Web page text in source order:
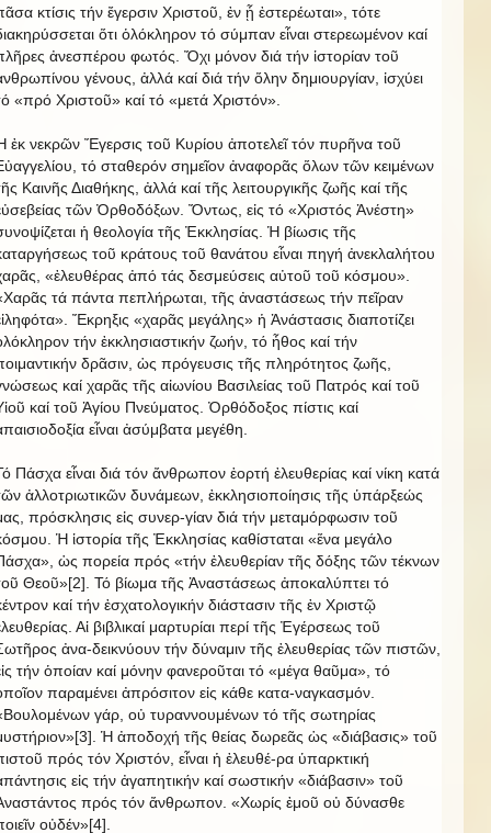
κτίσις τήν ἔγερσιν Χριστοῦ, ἐν ᾗ ἐστερέωται», τότε
ὅτι ὁλόκληρον τό σύμπαν εἶναι στερεωμένον καί
ἀνεσπέρου φωτός. Ὄχι μόνον διά τήν ἱστορίαν τοῦ
γένους, ἀλλά καί διά τήν ὅλην δημιουργίαν, ἰσχύει
«πρό Χριστοῦ» καί τό «μετά Χριστόν».
ἐκ νεκρῶν Ἔγερσις τοῦ Κυρίου ἀποτελεῖ τόν πυρῆνα τοῦ
τό σταθερόν σημεῖον ἀναφορᾶς ὅλων τῶν κειμένων
Καινῆς Διαθήκης, ἀλλά καί τῆς λειτουργικῆς ζωῆς καί τῆς
τῶν Ὀρθοδόξων. Ὄντως, εἰς τό «Χριστός Ἀνέστη»
ἡ θεολογία τῆς Ἐκκλησίας. Ἡ βίωσις τῆς
τοῦ κράτους τοῦ θανάτου εἶναι πηγή ἀνεκλαλήτου
«ἐλευθέρας ἀπό τάς δεσμεύσεις αὐτοῦ τοῦ κόσμου».
τά πάντα πεπλήρωται, τῆς ἀναστάσεως τήν πεῖραν
Ἔκρηξις «χαρᾶς μεγάλης» ἡ Ἀνάστασις διαποτίζει
τήν ἐκκλησιαστικήν ζωήν, τό ἦθος καί τήν
δρᾶσιν, ὡς πρόγευσις τῆς πληρότητος ζωῆς,
καί χαρᾶς τῆς αἰωνίου Βασιλείας τοῦ Πατρός καί τοῦ
καί τοῦ Ἁγίου Πνεύματος. Ὀρθόδοξος πίστις καί
εἶναι ἀσύμβατα μεγέθη.
Πάσχα εἶναι διά τόν ἄνθρωπον ἑορτή ἐλευθερίας καί νίκη κατά
ἀλλοτριωτικῶν δυνάμεων, ἐκκλησιοποίησις τῆς ὑπάρξεώς
πρόσκλησις εἰς συνερ-γίαν διά τήν μεταμόρφωσιν τοῦ
Ἡ ἱστορία τῆς Ἐκκλησίας καθίσταται «ἕνα μεγάλο
ὡς πορεία πρός «τήν ἐλευθερίαν τῆς δόξης τῶν τέκνων
Θεοῦ»[2]. Τό βίωμα τῆς Ἀναστάσεως ἀποκαλύπτει τό
καί τήν ἐσχατολογικήν διάστασιν τῆς ἐν Χριστῷ
Αἱ βιβλικαί μαρτυρίαι περί τῆς Ἐγέρσεως τοῦ
ἀνα-δεικνύουν τήν δύναμιν τῆς ἐλευθερίας τῶν πιστῶν,
τήν ὁποίαν καί μόνην φανεροῦται τό «μέγα θαῦμα», τό
παραμένει ἀπρόσιτον εἰς κάθε κατα-ναγκασμόν.
γάρ, οὐ τυραννουμένων τό τῆς σωτηρίας
Ἡ ἀποδοχή τῆς θείας δωρεᾶς ὡς «διάβασις» τοῦ
πρός τόν Χριστόν, εἶναι ἡ ἐλευθέ-ρα ὑπαρκτική
εἰς τήν ἀγαπητικήν καί σωστικήν «διάβασιν» τοῦ
πρός τόν ἄνθρωπον. «Χωρίς ἐμοῦ οὐ δύνασθε
οὐδέν»[4].